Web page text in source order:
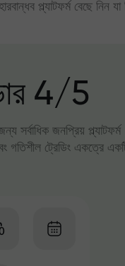
প্ল্যাটফর্ম বেছে নিন
4/5
সর্বাধিক জনপ্রিয়
গতিশীল ট্রেডিং একত্রে